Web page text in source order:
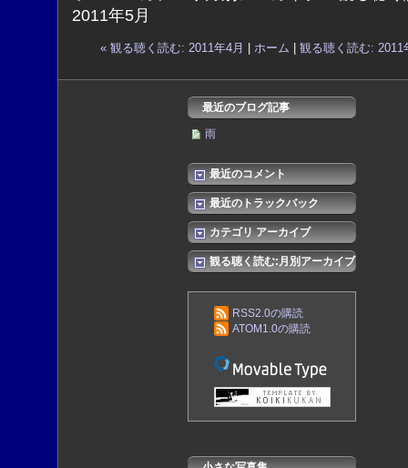
2011年5月
« 観る聴く読む: 2011年4月 ホーム 観る聴く読む: 2011
最近のブログ記事
雨
最近のコメント
最近のトラックバック
カテゴリ アーカイブ
観る聴く読む:月別アーカイブ
RSS2.0の購読
ATOM1.0の購読